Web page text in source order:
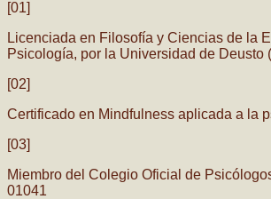
[01]
Licenciada en Filosofía y Ciencias de la
Psicología, por la Universidad de Deusto
[02]
Certificado en Mindfulness aplicada a la
[03]
Miembro del Colegio Oficial de
01041